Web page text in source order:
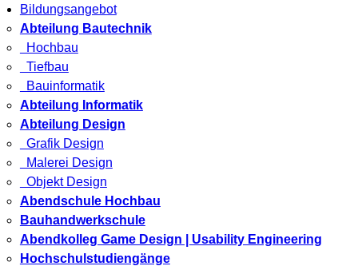
Bildungsangebot
Abteilung Bautechnik
Hochbau
Tiefbau
Bauinformatik
Abteilung Informatik
Abteilung Design
Grafik Design
Malerei Design
Objekt Design
Abendschule Hochbau
Bauhandwerkschule
Abendkolleg Game Design | Usability Engineering
Hochschulstudiengänge